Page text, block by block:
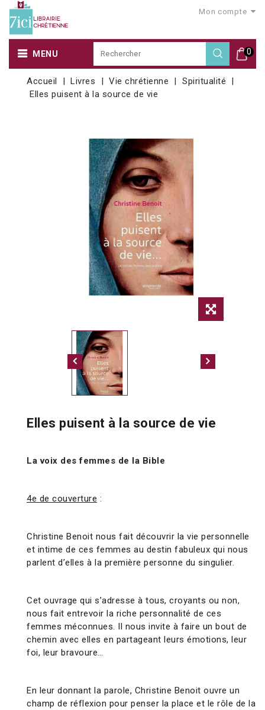
Mon compte
0
MENU
Accueil Livres Vie chrétienne
Spiritualité
Elles puisent à la source de vie
Elles puisent à la source de vie
La voix des femmes de la Bible
4e de couverture :
Christine Benoit nous fait découvrir la vie personnelle
et intime de ces femmes au destin fabuleux qui nous
parlent d’elles à la première personne du singulier.
Cet ouvrage qui s’adresse à tous, croyants ou non,
nous fait entrevoir la riche personnalité de ces
femmes méconnues. Il nous invite à faire un bout de
chemin avec elles en partageant leurs émotions, leur
foi, leur bravoure…
En leur donnant la parole, Christine Benoit ouvre un
champ de réflexion pour penser la place et le rôle de la